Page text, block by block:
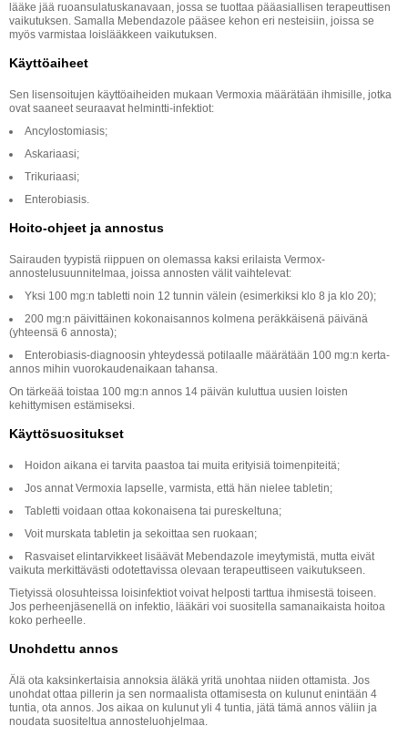
lääke jää ruoansulatuskanavaan, jossa se tuottaa pääasiallisen terapeuttisen
vaikutuksen. Samalla Mebendazole pääsee kehon eri nesteisiin, joissa se
myös varmistaa loislääkkeen vaikutuksen.
Käyttöaiheet
Sen lisensoitujen käyttöaiheiden mukaan Vermoxia määrätään ihmisille, jotka
ovat saaneet seuraavat helmintti-infektiot:
Ancylostomiasis;
Askariaasi;
Trikuriaasi;
Enterobiasis.
Hoito-ohjeet ja annostus
Sairauden tyypistä riippuen on olemassa kaksi erilaista Vermox-
annostelusuunnitelmaa, joissa annosten välit vaihtelevat:
Yksi 100 mg:n tabletti noin 12 tunnin välein (esimerkiksi klo 8 ja klo 20);
200 mg:n päivittäinen kokonaisannos kolmena peräkkäisenä päivänä
(yhteensä 6 annosta);
Enterobiasis-diagnoosin yhteydessä potilaalle määrätään 100 mg:n kerta-
annos mihin vuorokaudenaikaan tahansa.
On tärkeää toistaa 100 mg:n annos 14 päivän kuluttua uusien loisten
kehittymisen estämiseksi.
Käyttösuositukset
Hoidon aikana ei tarvita paastoa tai muita erityisiä toimenpiteitä;
Jos annat Vermoxia lapselle, varmista, että hän nielee tabletin;
Tabletti voidaan ottaa kokonaisena tai pureskeltuna;
Voit murskata tabletin ja sekoittaa sen ruokaan;
Rasvaiset elintarvikkeet lisäävät Mebendazole imeytymistä, mutta eivät
vaikuta merkittävästi odotettavissa olevaan terapeuttiseen vaikutukseen.
Tietyissä olosuhteissa loisinfektiot voivat helposti tarttua ihmisestä toiseen.
Jos perheenjäsenellä on infektio, lääkäri voi suositella samanaikaista hoitoa
koko perheelle.
Unohdettu annos
Älä ota kaksinkertaisia annoksia äläkä yritä unohtaa niiden ottamista. Jos
unohdat ottaa pillerin ja sen normaalista ottamisesta on kulunut enintään 4
tuntia, ota annos. Jos aikaa on kulunut yli 4 tuntia, jätä tämä annos väliin ja
noudata suositeltua annosteluohjelmaa.